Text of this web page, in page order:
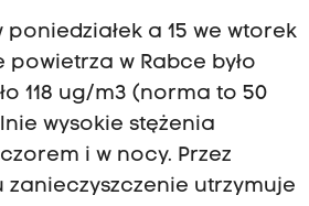
poniedziałek a 15 we wtorek
powietrza w Rabce było
118 ug/m3 (norma to 50
wysokie stężenia
i w nocy. Przez
zanieczyszczenie utrzymuje